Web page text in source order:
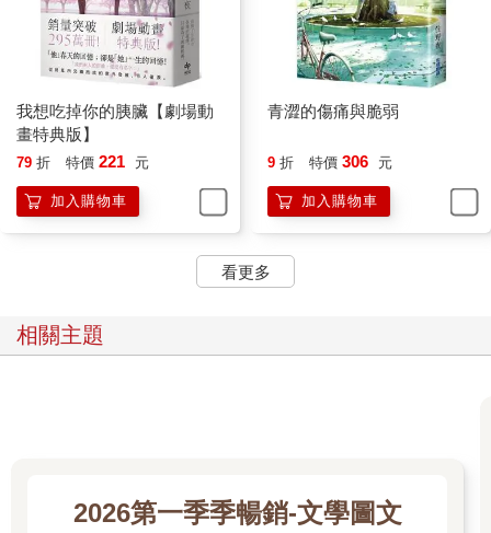
我想吃掉你的胰臟【劇場動
畫特典版】
79 折 特價 221 元
加入購物車
青澀的傷痛與脆弱
9 折 特價 306 元
加入購物車
看更多
相關主題
2026第一季季暢銷-文學圖文